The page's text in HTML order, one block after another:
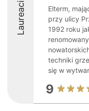
Laureaci
Elterm,
przy ulicy
1992 roku
techniki
się w
9